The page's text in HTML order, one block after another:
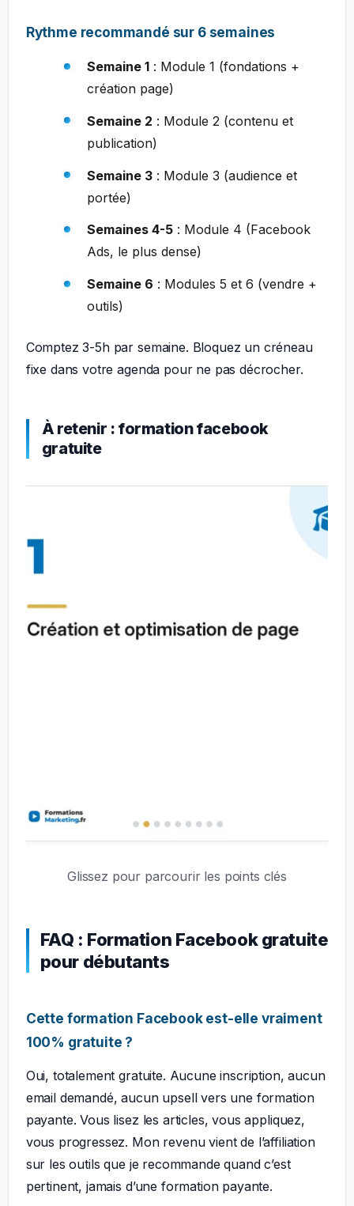
Rythme recommandé sur 6 semaines
Semaine 1: Module 1 (fondations +
création page)
Semaine 2 : Module 2 (contenu et
publication)
Semaine 3: Module 3 (audience et
portée)
Semaines 4-5: Module 4 (Facebook
Ads, le plus dense)
Semaine 6 : Modules 5 et 6 (vendre +
outils)
Comptez 3-5h par semaine. Bloquez un créneau
fixe dans votre agenda pour ne pas décrocher.
À retenir : formation facebook
gratuite
Glissez pour parcourir les points clés
FAQ : Formation Facebook gratuite
pour débutants
Cette formation Facebook est-elle vraiment
100% gratuite ?
Oui, totalement gratuite. Aucune inscription, aucun
email demandé, aucun upsell vers une formation
payante. Vous lisez les articles, vous appliquez,
vous progressez. Mon revenu vient de l’affiliation
sur les outils que je recommande quand c’est
pertinent, jamais d’une formation payante.